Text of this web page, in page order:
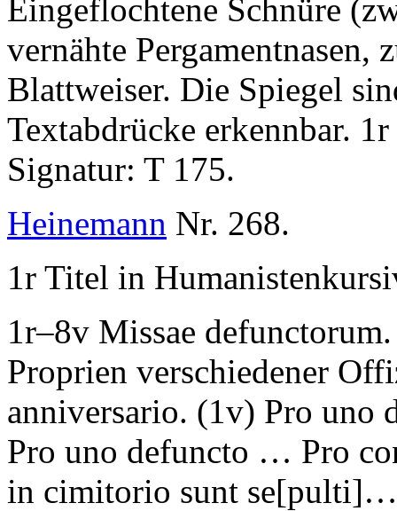
Eingeflochtene Schnüre
vernähte Pergamentnasen,
Blattweiser. Die Spiegel
Textabdrücke erkennbar.
Signatur: T 175.
Heinemann Nr. 268.
1r Titel in
1r–8v Missae defunctorum
Proprien verschiedener
anniversario. (1v) Pro uno
Pro uno defuncto … Pro
in cimitorio sunt se[pulti]…